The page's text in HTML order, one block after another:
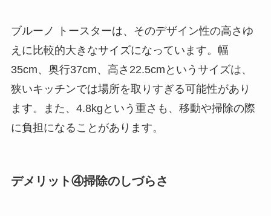
ブルーノ トースターは、そのデザイン性の高さゆ
えに比較的大きなサイズになっています。幅
35cm、奥行37cm、高さ22.5cmというサイズは、
狭いキッチンでは場所を取りすぎる可能性があり
ます。また、4.8kgという重さも、移動や掃除の際
に負担になることがあります。
デメリット④掃除のしづらさ